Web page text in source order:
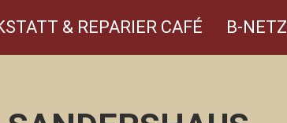
& REPARIER CAFÉ B-NETZ